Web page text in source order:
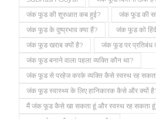
जंक फूड की शुरुआत कब हुई?
जंक फूड की
जंक फूड के दुष्प्रभाव क्या हैं?
जंक फूड को
जंक फूड खराब क्यों है?
जंक फूड पर प्रतिबंध
जंक फूड बनाने वाला पहला व्यक्ति कौन था?
जंक फूड से परहेज करके व्यक्ति कैसे स्वस्थ रह
जंक फूड स्वास्थ्य के लिए हानिकारक कैसे और क्यों
मैं जंक फूड कैसे खा सकता हूं और स्वस्थ रह सकता